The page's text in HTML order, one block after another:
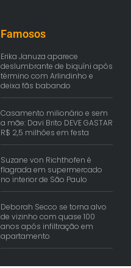
Famosos
Erika Januza aparece
deslumbrante de biquíni após
término com Arlindinho e
deixa fãs babando
Casamento milionário e sem
a mãe: Davi Brito DEVE GASTAR
R$ 2,5 milhões em festa
Suzane von Richthofen é
flagrada em supermercado
no interior de São Paulo
Deborah Secco se torna alvo
de vizinho com quase 100
anos após infiltração em
apartamento